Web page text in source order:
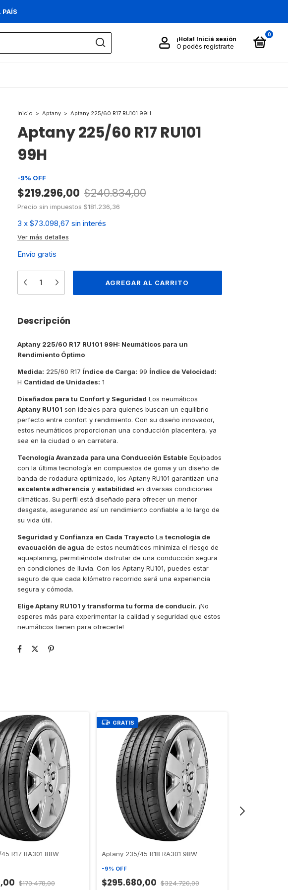
PAÍS
¡Hola! Iniciá sesión
O podés registrarte
0
Inicio > Aptany > Aptany 225/60 R17 RU101 99H
Aptany 225/60 R17 RU101
99H
-9% OFF
$219.296,00 $240.834,00
Precio sin impuestos $181.236,36
3 x $73.098,67 sin interés
Ver más detalles
Envío gratis
Descripción
Aptany 225/60 R17 RU101 99H: Neumáticos para un
Rendimiento Óptimo
Medida: 225/60 R17 Índice de Carga: 99 Índice de Velocidad:
H Cantidad de Unidades: 1
Diseñados para tu Confort y Seguridad Los neumáticos
Aptany RU101 son ideales para quienes buscan un equilibrio
perfecto entre confort y rendimiento. Con su diseño innovador,
estos neumáticos proporcionan una conducción placentera, ya
sea en la ciudad o en carretera.
Tecnología Avanzada para una Conducción Estable Equipados
con la última tecnología en compuestos de goma y un diseño de
banda de rodadura optimizado, los Aptany RU101 garantizan una
excelente adherencia y estabilidad en diversas condiciones
climáticas. Su perfil está diseñado para ofrecer un menor
desgaste, asegurando así un rendimiento confiable a lo largo de
su vida útil.
Seguridad y Confianza en Cada Trayecto La tecnología de
evacuación de agua de estos neumáticos minimiza el riesgo de
aquaplaning, permitiéndote disfrutar de una conducción segura
en condiciones de lluvia. Con los Aptany RU101, puedes estar
seguro de que cada kilómetro recorrido será una experiencia
segura y cómoda.
Elige Aptany RU101 y transforma tu forma de conducir. ¡No
esperes más para experimentar la calidad y seguridad que estos
neumáticos tienen para ofrecerte!
R17 RA301 88W
$170.478,00
GRATIS
Aptany 235/45 R18 RA301 98W
-9% OFF
$295.680,00 $324.720,00